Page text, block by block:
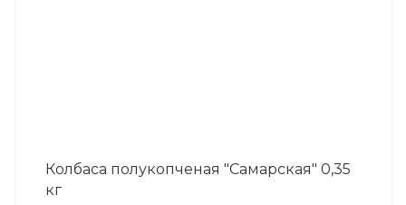
Колбаса полукопченая "Самарская" 0,35
кг